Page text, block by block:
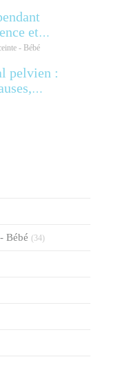
et
- Bébé
pelvien :
et
Bébé (34)